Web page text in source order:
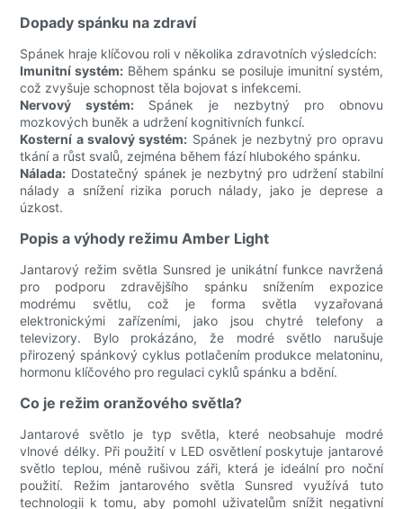
Dopady spánku na zdraví
Spánek hraje klíčovou roli v několika zdravotních výsledcích:
Imunitní systém: Během spánku se posiluje imunitní systém,
což zvyšuje schopnost těla bojovat s infekcemi.
Nervový systém:Spánek je nezbytný pro obnovu
mozkových buněk a udržení kognitivních funkcí.
Kosterní a svalový systém: Spánek je nezbytný pro opravu
tkání a růst svalů, zejména během fází hlubokého spánku.
Nálada: Dostatečný spánek je nezbytný pro udržení stabilní
nálady a snížení rizika poruch nálady, jako je deprese a
úzkost.
Popis a výhody režimu Amber Light
Jantarový režim světla Sunsred je unikátní funkce navržená
pro podporu zdravějšího spánku snížením expozice
modrému světlu, což je forma světla vyzařovaná
elektronickými zařízeními, jako jsou chytré telefony a
televizory. Bylo prokázáno, že modré světlo narušuje
přirozený spánkový cyklus potlačením produkce melatoninu,
hormonu klíčového pro regulaci cyklů spánku a bdění.
Co je režim oranžového světla?
Jantarové světlo je typ světla, které neobsahuje modré
vlnové délky. Při použití v LED osvětlení poskytuje jantarové
světlo teplou, méně rušivou záři, která je ideální pro noční
použití. Režim jantarového světla Sunsred využívá tuto
technologii k tomu, aby pomohl uživatelům snížit negativní